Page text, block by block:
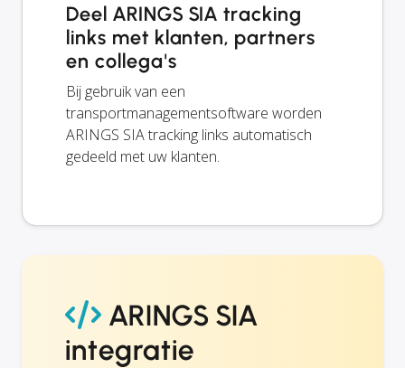
Deel ARINGS SIA tracking
links met klanten, partners
en collega's
Bij gebruik van een
transportmanagementsoftware worden
ARINGS SIA tracking links automatisch
gedeeld met uw klanten.
ARINGS SIA
integratie